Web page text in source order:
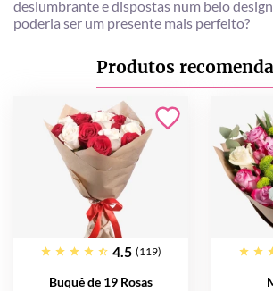
deslumbrante e dispostas num belo
poderia ser um presente mais perfeito?
Produtos
4.5 (119)
Buquê de 19 Rosas